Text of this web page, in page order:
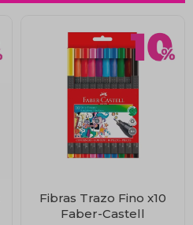
Fibras Trazo Fino x10
Faber-Castell